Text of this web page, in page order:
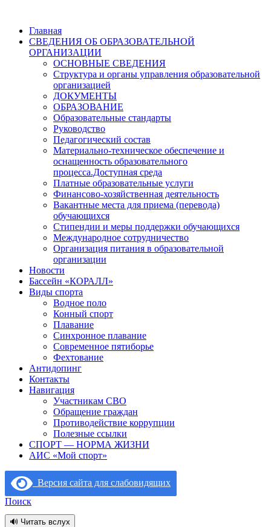
Главная
СВЕДЕНИЯ ОБ ОБРАЗОВАТЕЛЬНОЙ
ОРГАНИЗАЦИИ
ОСНОВНЫЕ СВЕДЕНИЯ
Структура и органы управления образовательной
организацией
ДОКУМЕНТЫ
ОБРАЗОВАНИЕ
Образовательные стандарты
Руководство
Педагогический состав
Материально-техническое обеспечение и
оснащенность образовательного
процесса.Доступная среда
Платные образовательные услуги
Финансово-хозяйственная деятельность
Вакантные места для приема (перевода)
обучающихся
Стипендии и меры поддержки обучающихся
Международное сотрудничество
Организация питания в образовательной
организации
Новости
Бассейн «КОРАЛЛ»
Виды спорта
Водное поло
Конный спорт
Плавание
Синхронное плавание
Современное пятиборье
Фехтование
Антидопинг
Контакты
Навигация
Участникам СВО
Обращение граждан
Противодействие коррупции
Полезные ссылки
СПОРТ — НОРМА ЖИЗНИ
АИС «Мой спорт»
Версия сайта для слабовидящих
Поиск
🔊 Читать вслух